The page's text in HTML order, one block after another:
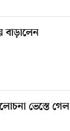
বাড়ালেন
ভেস্তে গেল